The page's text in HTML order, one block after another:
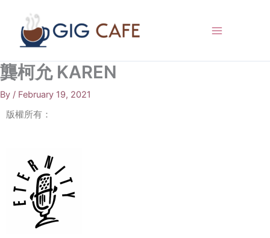
content
龔柯允 KAREN
By / February 19, 2021
版權所有：